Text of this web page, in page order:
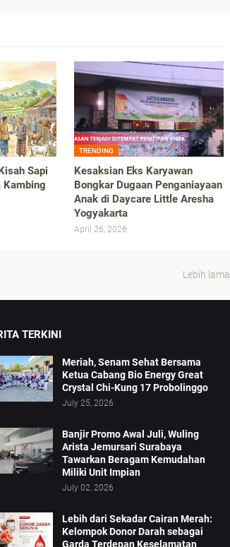
Sapi
Kambing
TRENDING
Kesaksian Eks Karyawan
Bongkar Dugaan Penganiayaan
Anak di Daycare Little Aresha
Yogyakarta
April 26, 2026
Lebih lama
TERKINI
Meriah, Senam Sehat Bersama
Ketua Cabang Bio Energy Great
Crystal Chi-Kung 17 Probolinggo
July 25, 2026
Banjir Promo Awal Juli, Wuling
Arista Jemursari Surabaya
Tawarkan Beragam Kemudahan
Miliki Unit Impian
July 02, 2026
Lebih dari Sekadar Cairan Merah:
Kelompok Donor Darah sebagai
Garda Terdepan Keselamatan